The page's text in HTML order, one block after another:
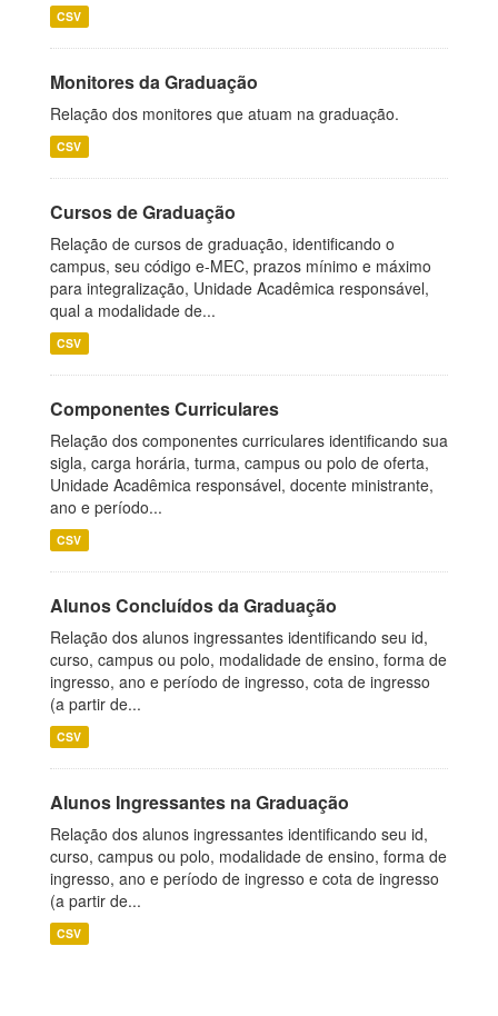
CSV
Monitores da Graduação
Relação dos monitores que atuam na graduação.
CSV
Cursos de Graduação
Relação de cursos de graduação, identificando o
campus, seu código e-MEC, prazos mínimo e máximo
para integralização, Unidade Acadêmica responsável,
qual a modalidade de...
CSV
Componentes Curriculares
Relação dos componentes curriculares identificando sua
sigla, carga horária, turma, campus ou polo de oferta,
Unidade Acadêmica responsável, docente ministrante,
ano e período...
CSV
Alunos Concluídos da Graduação
Relação dos alunos ingressantes identificando seu id,
curso, campus ou polo, modalidade de ensino, forma de
ingresso, ano e período de ingresso, cota de ingresso
(a partir de...
CSV
Alunos Ingressantes na Graduação
Relação dos alunos ingressantes identificando seu id,
curso, campus ou polo, modalidade de ensino, forma de
ingresso, ano e período de ingresso e cota de ingresso
(a partir de...
CSV